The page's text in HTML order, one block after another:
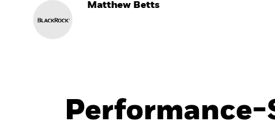
Matthew Betts
Performance-